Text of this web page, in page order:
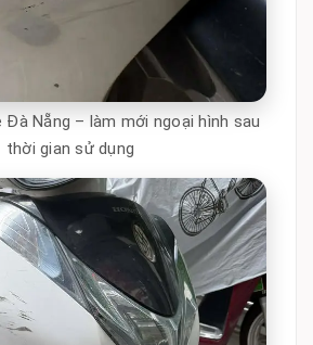
Đà Nẵng – làm mới ngoại hình sau
thời gian sử dụng